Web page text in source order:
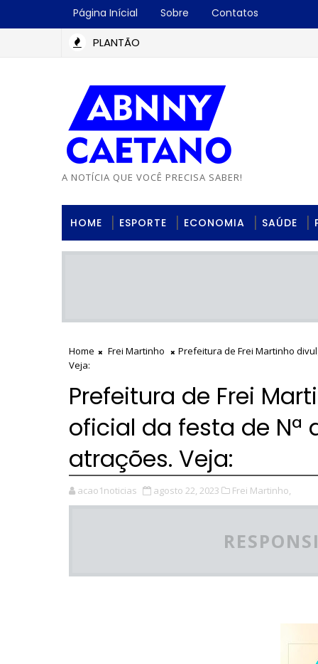
Página Inícial Sobre Contatos
PLANTÃO
A NOTÍCIA QUE VOCÊ PRECISA SABER!
HOME ESPORTE ECONOMIA SAÚDE
Home Frei Martinho
Prefeitura de Frei Martinho
Veja:
Prefeitura de Frei
oficial da festa de Nª
atrações. Veja:
acao1noticias agosto 22, 2023 Frei Martinho,